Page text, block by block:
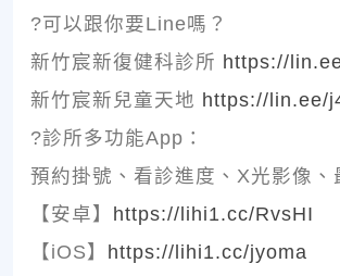
?可以跟你要Line嗎？
新竹宸新復健科診所 https://
新竹宸新兒童天地 https://lin.ee/
?診所多功能App：
預約掛號、看診進度、X光影像、
【安卓】 https://lihi1.cc/RvsHI
【iOS】 https://lihi1.cc/jyoma